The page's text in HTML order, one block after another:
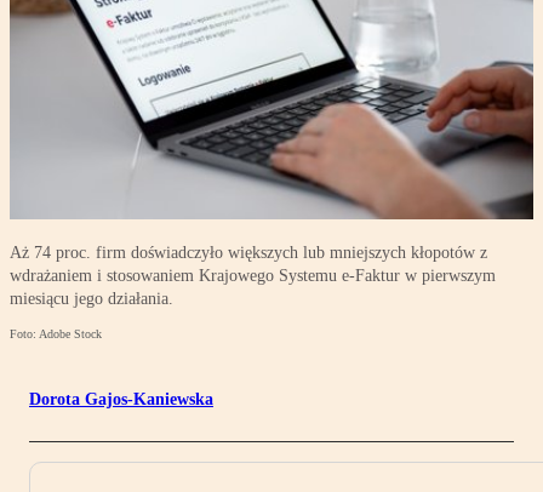
Aż 74 proc. firm doświadczyło większych lub mniejszych kłopotów z
wdrażaniem i stosowaniem Krajowego Systemu e-Faktur w pierwszym
miesiącu jego działania.
Foto: Adobe Stock
Dorota Gajos-Kaniewska